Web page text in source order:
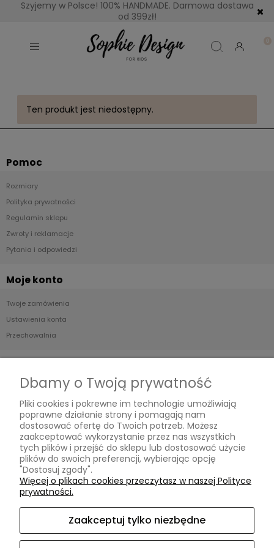
Szyjemy w Polsce! 100% HANDMADE. Darmowa dostawa
od 399zł!
Ten produkt jest niedostępny.
Pomoc
Rozmiary
Polityka prywatności
Regulamin sklepu
Zwroty i reklamacje
Pytania i odpowiedzi
Moje konto
Twoje zamówienia
Ustawienia konta
Przechowalnia
Formy płatności
Czas i koszty dostawy
Czas realizacji zamówienia
Informacje
O nas
Kontakt
Dbamy o Twoją prywatność
Pliki cookies i pokrewne im technologie umożliwiają
poprawne działanie strony i pomagają nam
dostosować ofertę do Twoich potrzeb. Możesz
zaakceptować wykorzystanie przez nas wszystkich
tych plików i przejść do sklepu lub dostosować użycie
plików do swoich preferencji, wybierając opcję
"Dostosuj zgody".
Więcej o plikach cookies przeczytasz w naszej Polityce
prywatności.
Zaakceptuj tylko niezbędne